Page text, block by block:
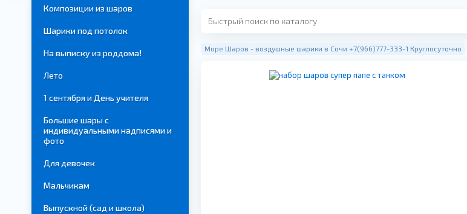
Композиции из шаров
Шарики под потолок
На выписку из роддома!
Лето
1 сентября и День учителя
Большие шары с
индивидуальными надписями и
фото
Для девочек
Мальчикам
Выпускной (сад и школа)
Море Шаров - воздушные шарики в Сочи +7(966)777-333-1 Круглосуточно